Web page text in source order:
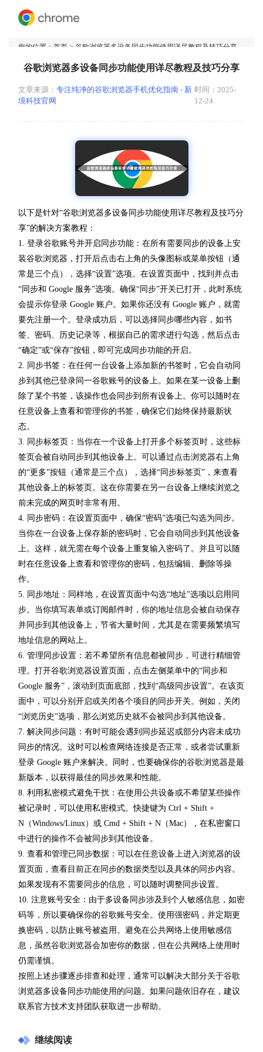
您的位置： 首页 > 谷歌浏览器多设备同步功能使用详尽教程及技巧分享
谷歌浏览器多设备同步功能使用详尽教程及技巧分享
文章来源： 专注纯净的谷歌浏览器手机优化指南 - 新
境科技官网
时间：2025-
12-24
以下是针对“谷歌浏览器多设备同步功能使用详尽教程及技巧分
享”的解决方案教程：
1. 登录谷歌账号并开启同步功能：在所有需要同步的设备上安
装谷歌浏览器，打开后点击右上角的头像图标或菜单按钮（通
常是三个点），选择“设置”选项。在设置页面中，找到并点击
“同步和 Google 服务”选项。确保“同步”开关已打开，此时系统
会提示你登录 Google 账户。如果你还没有 Google 账户，就需
要先注册一个。登录成功后，可以选择同步哪些内容，如书
签、密码、历史记录等，根据自己的需求进行勾选，然后点击
“确定”或“保存”按钮，即可完成同步功能的开启。
2. 同步书签：在任何一台设备上添加新的书签时，它会自动同
步到其他已登录同一谷歌账号的设备上。如果在某一设备上删
除了某个书签，该操作也会同步到所有设备上。你可以随时在
任意设备上查看和管理你的书签，确保它们始终保持最新状
态。
3. 同步标签页：当你在一个设备上打开多个标签页时，这些标
签页会被自动同步到其他设备上。可以通过点击浏览器右上角
的“更多”按钮（通常是三个点），选择“同步标签页”，来查看
其他设备上的标签页。这在你需要在另一台设备上继续浏览之
前未完成的网页时非常有用。
4. 同步密码：在设置页面中，确保“密码”选项已勾选为同步。
当你在一台设备上保存新的密码时，它会自动同步到其他设备
上。这样，就无需在每个设备上重复输入密码了。并且可以随
时在任意设备上查看和管理你的密码，包括编辑、删除等操
作。
5. 同步地址：同样地，在设置页面中勾选“地址”选项以启用同
步。当你填写表单或订阅邮件时，你的地址信息会被自动保存
并同步到其他设备上，节省大量时间，尤其是在需要频繁填写
地址信息的网站上。
6. 管理同步设置：若不希望所有信息都被同步，可进行精细管
理。打开谷歌浏览器设置页面，点击左侧菜单中的“同步和
Google 服务”，滚动到页面底部，找到“高级同步设置”。在该页
面中，可以分别开启或关闭各个项目的同步开关。例如，关闭
“浏览历史”选项，那么浏览历史就不会被同步到其他设备。
7. 解决同步问题：有时可能会遇到同步延迟或部分内容未成功
同步的情况。这时可以检查网络连接是否正常，或者尝试重新
登录 Google 账户来解决。同时，也要确保你的谷歌浏览器是最
新版本，以获得最佳的同步效果和性能。
8. 利用私密模式避免干扰：在使用公共设备或不希望某些操作
被记录时，可以使用私密模式。快捷键为 Ctrl + Shift +
N（Windows/Linux）或 Cmd + Shift + N（Mac），在私密窗口
中进行的操作不会被同步到其他设备。
9. 查看和管理已同步数据：可以在任意设备上进入浏览器的设
置页面，查看目前正在同步的数据类型以及具体的同步内容。
如果发现有不需要同步的信息，可以随时调整同步设置。
10. 注意账号安全：由于多设备同步涉及到个人敏感信息，如密
码等，所以要确保你的谷歌账号安全。使用强密码，并定期更
换密码，以防止账号被盗用。避免在公共网络上使用敏感信
息，虽然谷歌浏览器会加密你的数据，但在公共网络上使用时
仍需谨慎。
按照上述步骤逐步排查和处理，通常可以解决大部分关于谷歌
浏览器多设备同步功能使用的问题。如果问题依旧存在，建议
联系官方技术支持团队获取进一步帮助。
继续阅读